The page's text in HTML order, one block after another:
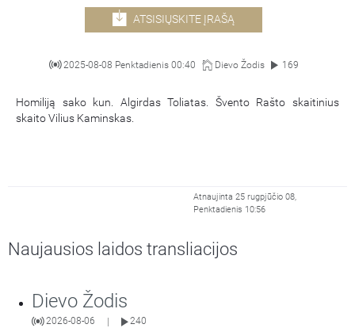
ATSISIŲSKITE ĮRAŠĄ
2025-08-08 Penktadienis 00:40 Dievo Žodis 169
Homiliją sako kun. Algirdas Toliatas. Švento Rašto skaitinius
skaito Vilius Kaminskas.
Atnaujinta 25 rugpjūčio 08,
Penktadienis 10:56
Naujausios laidos transliacijos
Dievo Žodis
2026-08-06 240